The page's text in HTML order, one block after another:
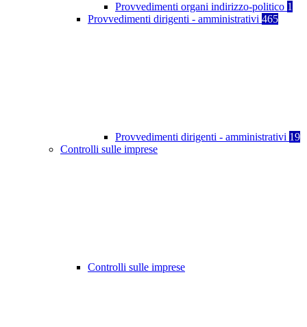
Provvedimenti organi indirizzo-politico 1
Provvedimenti dirigenti - amministrativi 465
Provvedimenti dirigenti - amministrativi 19
Controlli sulle imprese
Controlli sulle imprese